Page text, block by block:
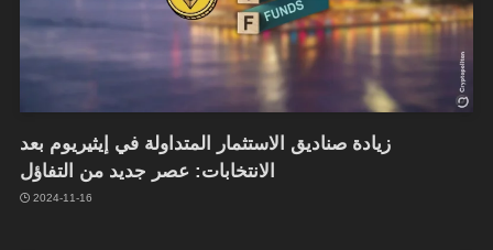
زيادة صناديق الاستثمار المتداولة في إيثيريوم بعد
الانتخابات: عصر جديد من التفاؤل
2024-11-16